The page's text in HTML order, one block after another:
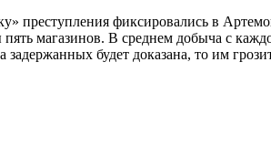
преступления фиксировались в
магазинов. В среднем добыча с
будет доказана, то им